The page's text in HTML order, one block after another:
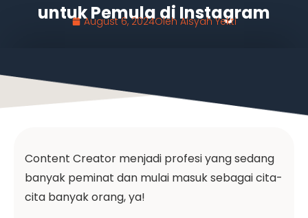
untuk Pemula di Instagram
August 6, 2024Oleh Aisyah Yekti
Content Creator menjadi profesi yang sedang
banyak peminat dan mulai masuk sebagai cita-
cita banyak orang, ya!